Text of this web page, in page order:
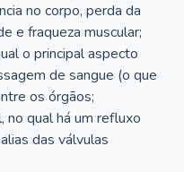
no corpo, perda da
e fraqueza muscular;
o principal aspecto
de sangue (o que
os órgãos;
no qual há um refluxo
das válvulas